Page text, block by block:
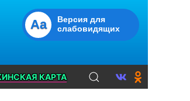
Aa
Версия для
слабовидящих
КАРТА